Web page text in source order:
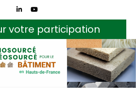
votre participation